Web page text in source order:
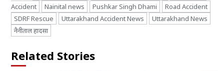
Accident
Nainital news Pushkar Singh Dhami
Road Accident
SDRF Rescue
Uttarakhand Accident News
Uttarakhand News
नैनीताल हादसा
Related Stories